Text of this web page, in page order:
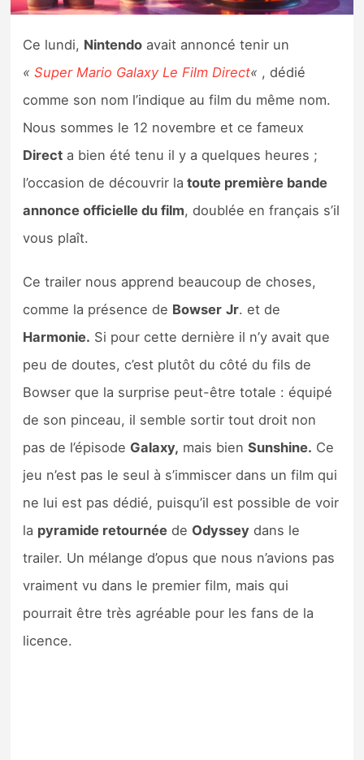
Tests d’accessoires
Previews
Précommandes
Précommandes jeux Switch 2
Sorties de jeux
Bons plans
Guides
Ce lundi, Nintendo avait annoncé tenir un
«Super Mario Galaxy Le Film Direct« , dédié
comme son nom l’indique au film du même nom.
Nous sommes le 12 novembre et ce fameux
Direct a bien été tenu il y a quelques heures ;
l’occasion de découvrir la toute première bande
annonce officielle du film, doublée en français s’il
vous plaît.
Ce trailer nous apprend beaucoup de choses,
comme la présence de Bowser Jr. et de
Harmonie. Si pour cette dernière il n’y avait que
peu de doutes, c’est plutôt du côté du fils de
Bowser que la surprise peut-être totale : équipé
de son pinceau, il semble sortir tout droit non
pas de l’épisode Galaxy, mais bienSunshine. Ce
jeu n’est pas le seul à s’immiscer dans un film qui
ne lui est pas dédié, puisqu’il est possible de voir
la pyramide retournée de Odyssey dans le
trailer. Un mélange d’opus que nous n’avions pas
vraiment vu dans le premier film, mais qui
pourrait être très agréable pour les fans de la
licence.